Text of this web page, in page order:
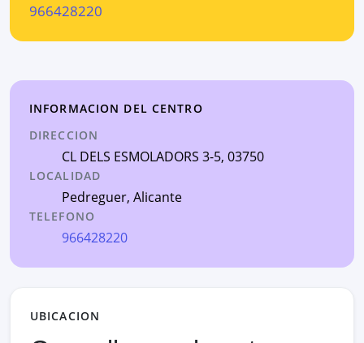
966428220
INFORMACION DEL CENTRO
DIRECCION
CL DELS ESMOLADORS 3-5, 03750
LOCALIDAD
Pedreguer, Alicante
TELEFONO
966428220
UBICACION